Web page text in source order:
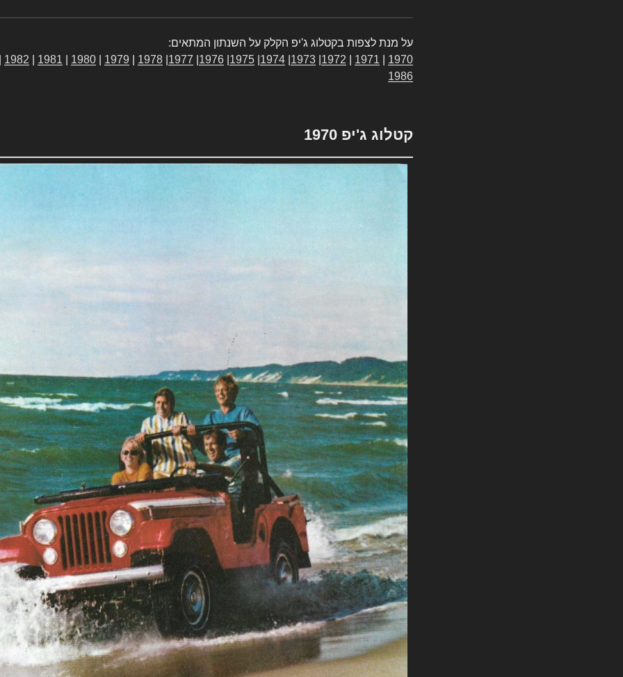
על מנת לצפות בקטלוג ג'יפ הקלק על השנתון המתאים:
1970
1971
1972
1973
1974
1975
1976
1977
1978
1979
1980
1981
1982
1986
קטלוג ג'יפ 1970